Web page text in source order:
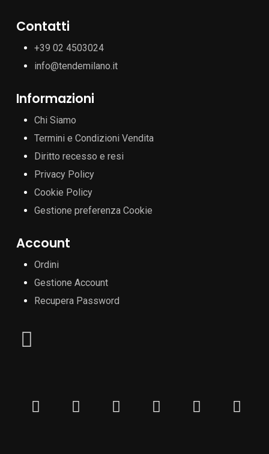
Contatti
+39 02 4503024
info@tendemilano.it
Informazioni
Chi Siamo
Termini e Condizioni Vendita
Diritto recesso e resi
Privacy Policy
Cookie Policy
Gestione preferenza Cookie
Account
Ordini
Gestione Account
Recupera Password